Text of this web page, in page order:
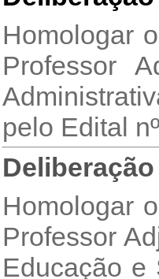
Homologar
Professor
pelo Edital
Deliberação
Homologar
Professor
Educação e